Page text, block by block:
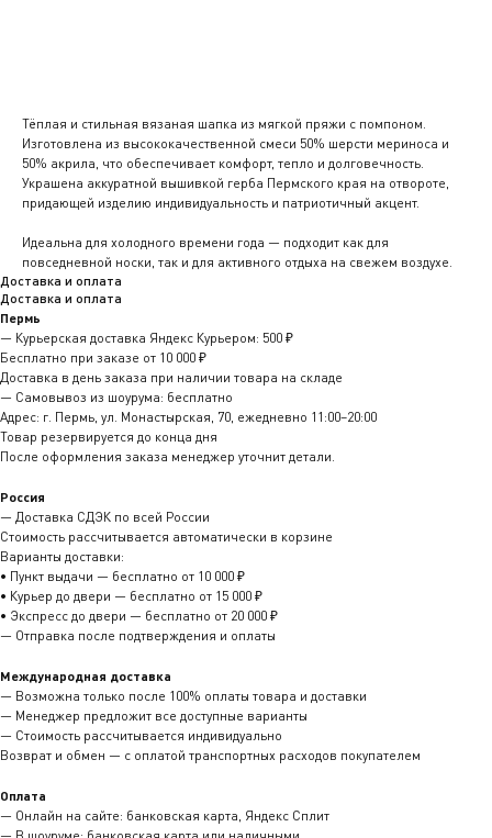
Тёплая и стильная вязаная шапка из мягкой пряжи с помпоном.
Изготовлена из высококачественной смеси 50% шерсти мериноса и
50% акрила, что обеспечивает комфорт, тепло и долговечность.
Украшена аккуратной вышивкой герба Пермского края на отвороте,
придающей изделию индивидуальность и патриотичный акцент.
Идеальна для холодного времени года — подходит как для
повседневной носки, так и для активного отдыха на свежем воздухе.
Доставка и оплата
Доставка и оплата
Пермь
— Курьерская доставка Яндекс Курьером: 500 ₽
Бесплатно при заказе от 10 000 ₽
Доставка в день заказа при наличии товара на складе
— Самовывоз из шоурума: бесплатно
Адрес: г. Пермь, ул. Монастырская, 70, ежедневно 11:00–20:00
Товар резервируется до конца дня
После оформления заказа менеджер уточнит детали.
Россия
— Доставка СДЭК по всей России
Стоимость рассчитывается автоматически в корзине
Варианты доставки:
• Пункт выдачи — бесплатно от 10 000 ₽
• Курьер до двери — бесплатно от 15 000 ₽
• Экспресс до двери — бесплатно от 20 000 ₽
— Отправка после подтверждения и оплаты
Международная доставка
— Возможна только после 100% оплаты товара и доставки
— Менеджер предложит все доступные варианты
— Стоимость рассчитывается индивидуально
Возврат и обмен — с оплатой транспортных расходов покупателем
Оплата
— Онлайн на сайте: банковская карта, Яндекс Сплит